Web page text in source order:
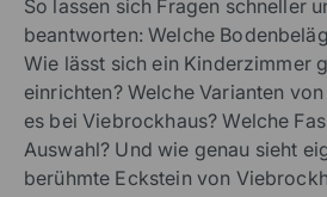
So lassen sich Fragen schneller
beantworten: Welche
Wie lässt sich ein Kinderzimmer
einrichten? Welche Varianten
es bei Viebrockhaus? Welche
Auswahl? Und wie genau sieht
berühmte Eckstein von